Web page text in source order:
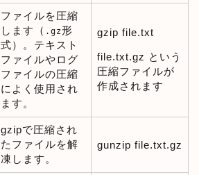
ファイルを圧縮
します（ .gz形
式）。テキスト
ファイルやログ
ファイルの圧縮
によく使用され
ます。
gzip file.txt
file.txt.gz という
圧縮ファイルが
作成されます
gzipで圧縮され
たファイルを解
凍します。
gunzip file.txt.gz